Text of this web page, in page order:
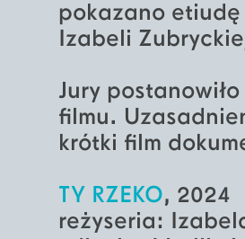
pokazano etiudę
Izabeli
Jury
filmu.
krótki film
TY RZEKO, 2024
reżyseria: